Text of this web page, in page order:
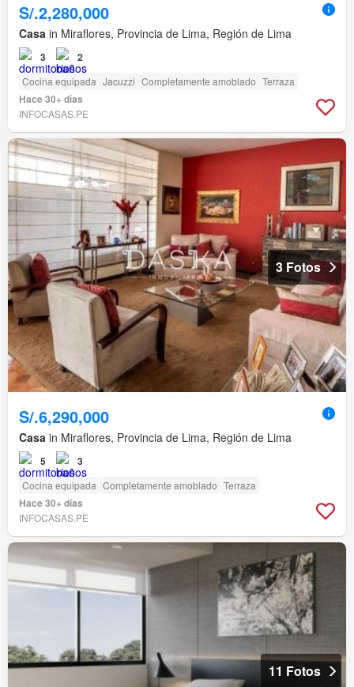
S/.2,280,000
Casa in Miraflores, Provincia de Lima, Región de Lima
3 2
Cocina equipada Jacuzzi Completamente amoblado Terraza
Hace 30+ días
INFOCASAS.PE
3 Fotos
S/.6,290,000
Casa in Miraflores, Provincia de Lima, Región de Lima
5 3
Cocina equipada Completamente amoblado Terraza
Hace 30+ días
INFOCASAS.PE
11 Fotos